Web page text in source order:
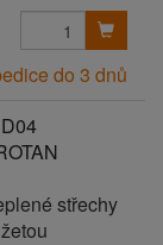
do 3 dnů
střechy